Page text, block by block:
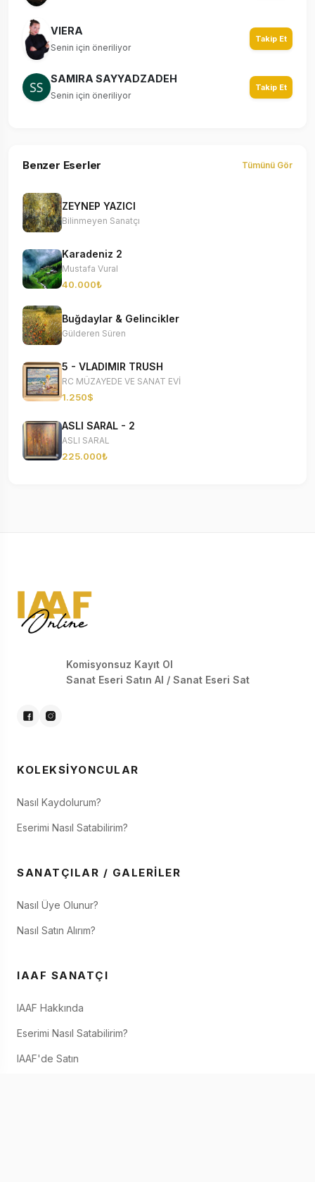
VIERA
Senin için öneriliyor
Takip Et
SAMIRA SAYYADZADEH
Senin için öneriliyor
Takip Et
Benzer Eserler Tümünü Gör
ZEYNEP YAZICI
Bilinmeyen Sanatçı
Karadeniz 2
Mustafa Vural
40.000₺
Buğdaylar & Gelincikler
Gülderen Süren
5 - VLADIMIR TRUSH
RC MÜZAYEDE VE SANAT EVİ
1.250$
ASLI SARAL - 2
ASLI SARAL
225.000₺
Komisyonsuz Kayıt Ol
Sanat Eseri Satın Al / Sanat Eseri Sat
KOLEKSIYONCULAR
Nasıl Kaydolurum?
Eserimi Nasıl Satabilirim?
SANATÇILAR / GALERILER
Nasıl Üye Olunur?
Nasıl Satın Alırım?
IAAF SANATÇI
IAAF Hakkında
Eserimi Nasıl Satabilirim?
IAAF'de Satın